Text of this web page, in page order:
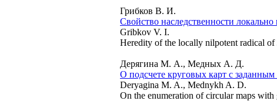
Грибков В. И.
Свойство наследственности
Gribkov V. I.
Heredity of the locally nilpotent radical of
Дерягина М. А., Медных А. Д.
О подсчете круговых карт с
Deryagina M. A., Mednykh A. D.
On the enumeration of circular maps with